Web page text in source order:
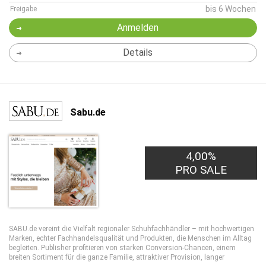
Freigabe bis 6 Wochen
Anmelden
Details
Sabu.de
4,00%
PRO SALE
SABU.de vereint die Vielfalt regionaler Schuhfachhändler – mit hochwertigen
Marken, echter Fachhandelsqualität und Produkten, die Menschen im Alltag
begleiten. Publisher profitieren von starken Conversion-Chancen, einem
breiten Sortiment für die ganze Familie, attraktiver Provision, langer